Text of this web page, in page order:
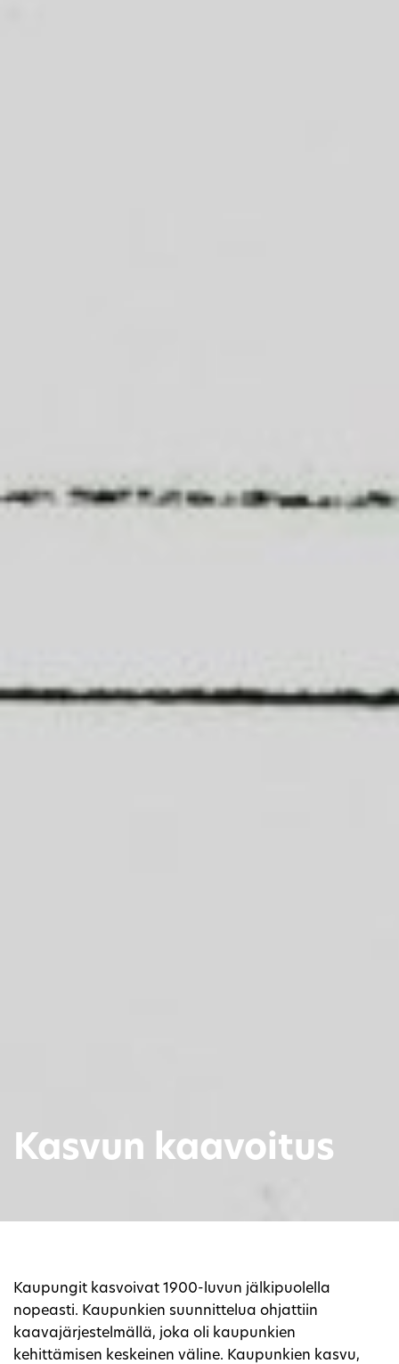
Kasvun kaavoitus
Kaupungit kasvoivat 1900-luvun jälkipuolella
nopeasti. Kaupunkien suunnittelua ohjattiin
kaavajärjestelmällä, joka oli kaupunkien
kehittämisen keskeinen väline. Kaupunkien kasvu,